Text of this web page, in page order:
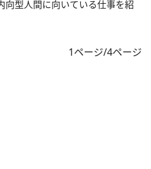
向型人間に向いている仕事を紹
1ページ/4ページ